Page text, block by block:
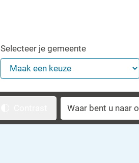
Selecteer je gemeente
Waar bent u naar